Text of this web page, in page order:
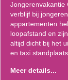
Jongerenvakantie
verblijf bij
appartementen
loopafstand en
altijd dicht bij het
en taxi
Meer details...